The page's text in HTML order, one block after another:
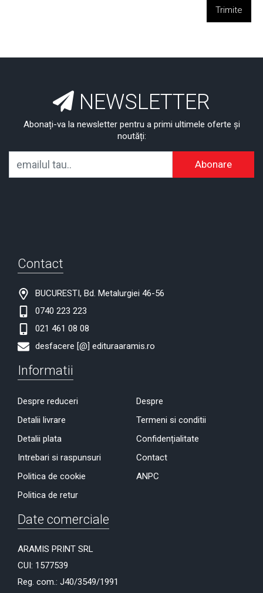
Trimite
NEWSLETTER
Abonați-va la newsletter pentru a primi ultimele oferte și
noutăți:
Abonare
Contact
BUCURESTI, Bd. Metalurgiei 46-56
0740 223 223
021 461 08 08
desfacere [@] edituraaramis.ro
Informatii
Despre reduceri
Detalii livrare
Detalii plata
Intrebari si raspunsuri
Politica de cookie
Politica de retur
Despre
Termeni si conditii
Confidențialitate
Contact
ANPC
Date comerciale
ARAMIS PRINT SRL
CUI: 1577539
Reg. com.: J40/3549/1991